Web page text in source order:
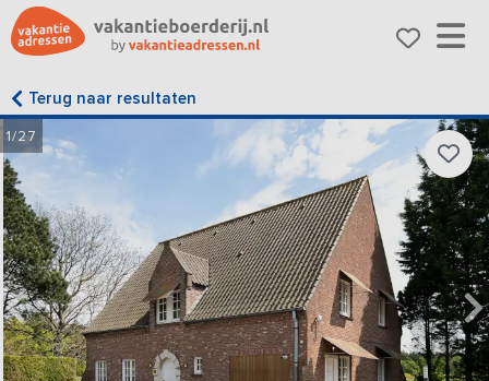
Terug naar resultaten
1/27